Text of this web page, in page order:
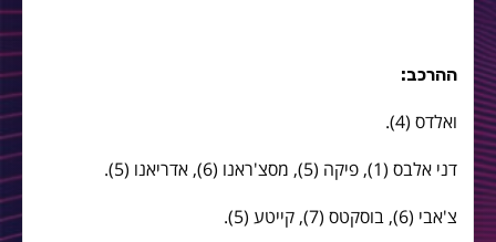
ההרכב:
ואלדס (4).
דני אלבס (1), פיקה (5), מסצ'ראנו (6), אדריאנו (5).
צ'אבי (6), בוסקטס (7), קייטע (5).